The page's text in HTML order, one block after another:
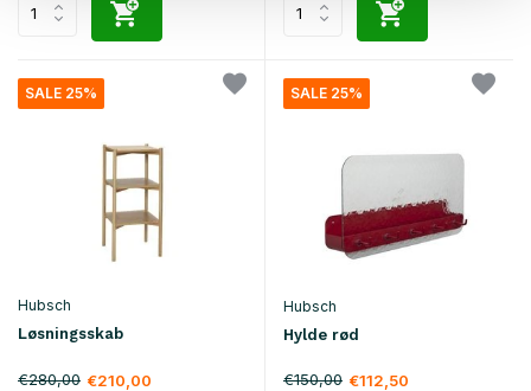
SALE 25%
Hubsch
Løsningsskab
€280,00 €210,00
SALE 25%
Hubsch
Hylde rød
€150,00 €112,50